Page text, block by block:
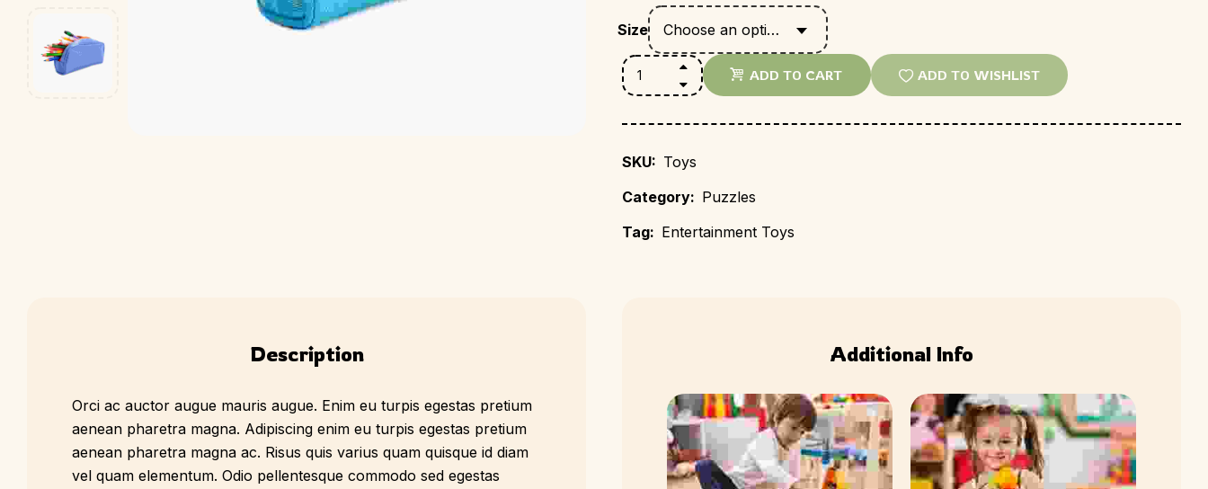
Size Choose an option
ADD TO CART ADD TO WISHLIST
SKU: Toys
Category: Puzzles
Tag: Entertainment Toys
Description
Orci ac auctor augue mauris augue. Enim eu turpis egestas pretium
aenean pharetra magna. Adipiscing enim eu turpis egestas pretium
aenean pharetra magna ac. Risus quis varius quam quisque id diam
vel quam elementum. Odio pellentesque commodo sed egestas
Additional Info